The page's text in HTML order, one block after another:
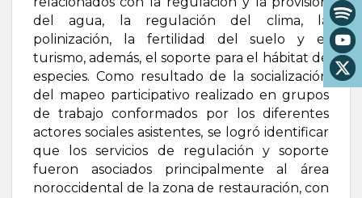
del agua, la regulación del clima, la
polinización, la fertilidad del suelo y el
turismo, además, el soporte para el hábitat de
especies. Como resultado de la socialización
del mapeo participativo realizado en grupos
de trabajo conformados por los diferentes
actores sociales asistentes, se logró identificar
que los servicios de regulación y soporte
fueron asociados principalmente al área
noroccidental de la zona de restauración, con